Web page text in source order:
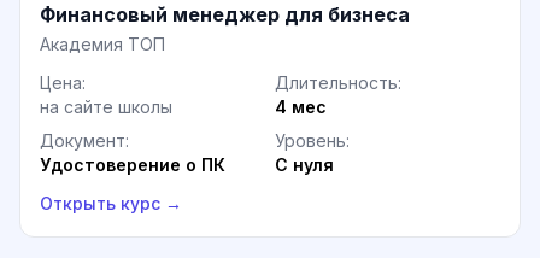
Финансовый менеджер для бизнеса
Академия ТОП
Цена:
на сайте школы
Длительность:
4 мес
Документ:
Удостоверение о ПК
Уровень:
С нуля
Открыть курс →